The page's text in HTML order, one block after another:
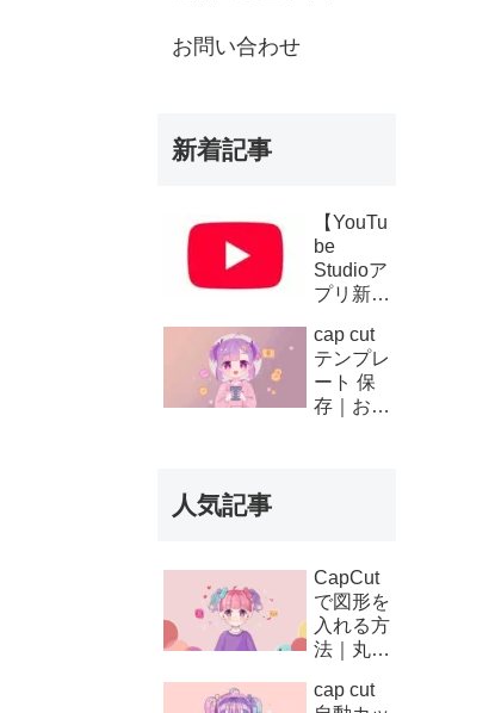
お問い合わせ
新着記事
【YouTu
be
Studioア
プリ新機
チャンネ
ルの収
益・支払
い履歴が
cap cut
テンプレ
ート 保
存｜お気
人気記事
CapCut
で図形を
入れる方
法｜丸・
角の使い
cap cut